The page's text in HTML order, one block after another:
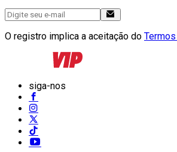
O registro implica a aceitação do
siga-nos